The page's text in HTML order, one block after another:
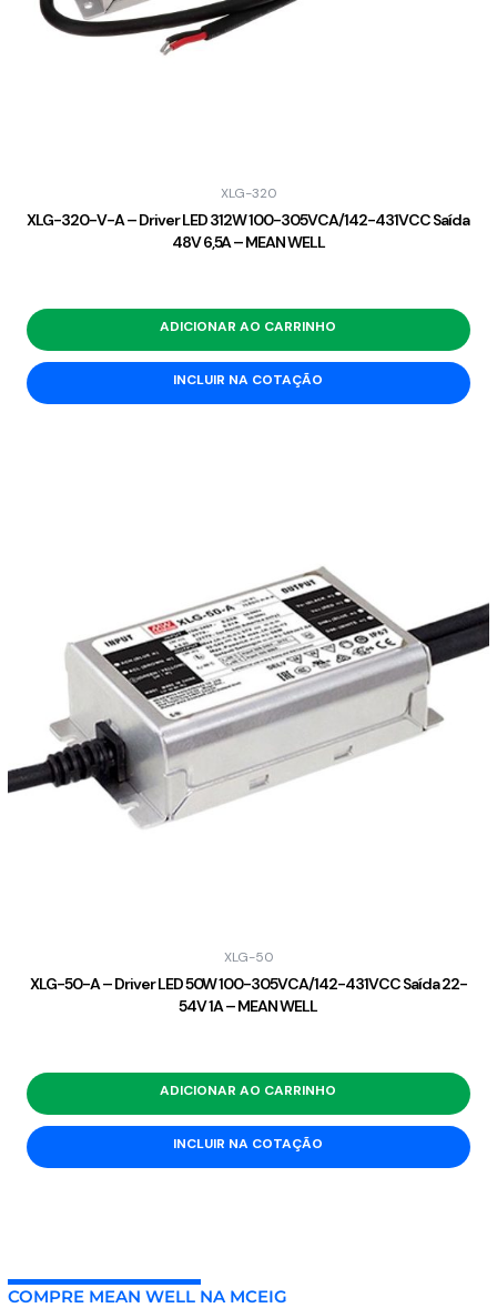
XLG-320
XLG-320-V-A – Driver LED 312W 100-305VCA/142-431VCC Saída
48V 6,5A – MEAN WELL
ADICIONAR AO CARRINHO
INCLUIR NA COTAÇÃO
XLG-50
XLG-50-A – Driver LED 50W 100-305VCA/142-431VCC Saída 22-
54V 1A – MEAN WELL
ADICIONAR AO CARRINHO
INCLUIR NA COTAÇÃO
COMPRE MEAN WELL NA MCEIG